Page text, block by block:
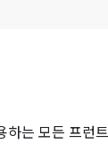
하는 모든 프